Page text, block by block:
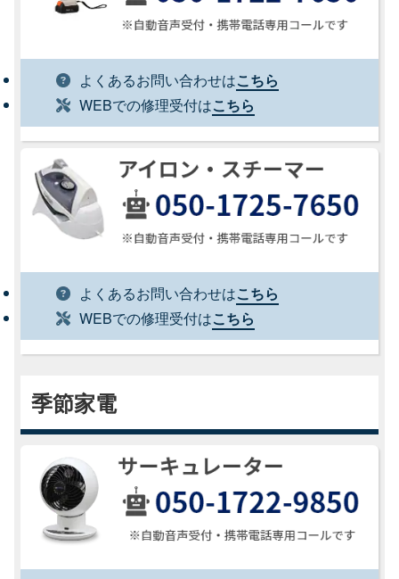
よくあるお問い合わせはこちら
WEBでの修理受付はこちら
よくあるお問い合わせはこちら
WEBでの修理受付はこちら
季節家電